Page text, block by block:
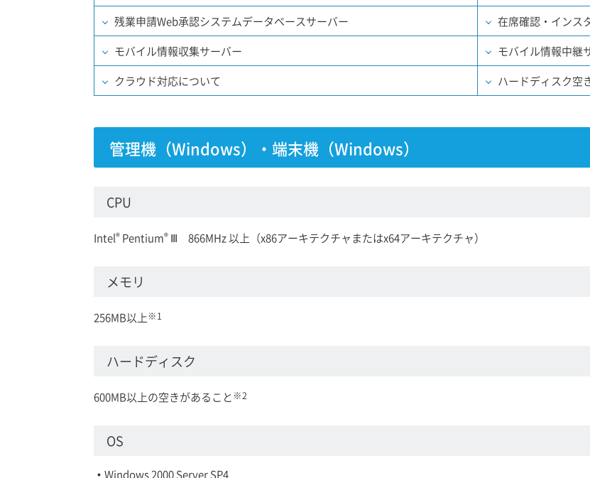
残業申請Web承認システムデータベースサーバー
在席確認・インス
モバイル情報収集サーバー
モバイル情報中継
クラウド対応について
ハードディスク空
管理機（Windows）・端末機（Windows）
CPU
Intel® Pentium® Ⅲ 866MHz 以上（x86アーキテクチャまたはx64アーキテクチャ）
メモリ
256MB以上 ※1
ハードディスク
600MB以上の空きがあること ※2
OS
Windows 2000 Server SP4